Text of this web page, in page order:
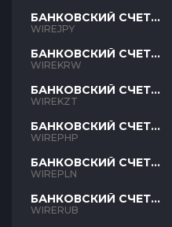
БАНКОВСКИЙ СЧЕТ
JPY
WIREJPY
БАНКОВСКИЙ СЧЕТ
KRW
WIREKRW
БАНКОВСКИЙ СЧЕТ
KZT
WIREKZT
БАНКОВСКИЙ СЧЕТ
PHP
WIREPHP
БАНКОВСКИЙ СЧЕТ
PLN
WIREPLN
БАНКОВСКИЙ СЧЕТ
RUB
WIRERUB